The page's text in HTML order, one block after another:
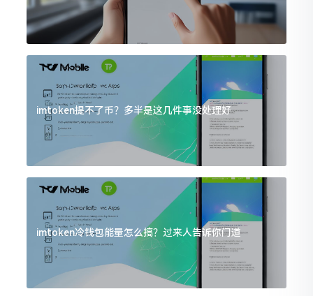
imtoken提不了币？多半是这几件事没处理好
imtoken冷钱包能量怎么搞？过来人告诉你门道